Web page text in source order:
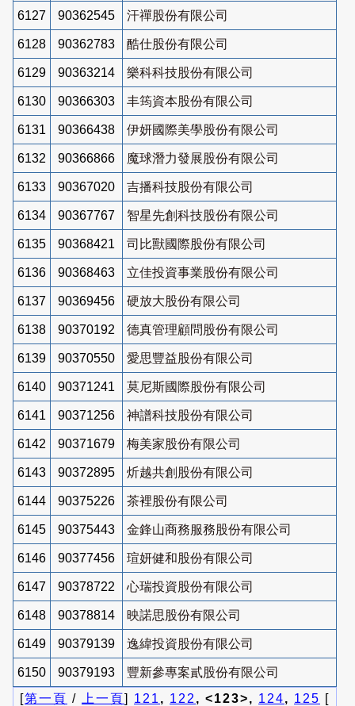
6127 90362545 汗禪股份有限公司
6128 90362783 酷仕股份有限公司
6129 90363214 樂科科技股份有限公司
6130 90366303 丰筠資本股份有限公司
6131 90366438 伊妍國際美學股份有限公司
6132 90366866 魔球潛力發展股份有限公司
6133 90367020 吉播科技股份有限公司
6134 90367767 智星先創科技股份有限公司
6135 90368421 司比獸國際股份有限公司
6136 90368463 立佳投資事業股份有限公司
6137 90369456 硬放大股份有限公司
6138 90370192 德真管理顧問股份有限公司
6139 90370550 愛思豐益股份有限公司
6140 90371241 莫尼斯國際股份有限公司
6141 90371256 神譜科技股份有限公司
6142 90371679 梅美家股份有限公司
6143 90372895 炘越共創股份有限公司
6144 90375226 茶裡股份有限公司
6145 90375443 金鋒山商務服務股份有限公司
6146 90377456 瑄妍健和股份有限公司
6147 90378722 心瑞投資股份有限公司
6148 90378814 映諾思股份有限公司
6149 90379139 逸緯投資股份有限公司
6150 90379193
豐新參專案貳股份有限公司
[第一頁 / 上一頁] 121 , 122 , <123>, 124, 125 [